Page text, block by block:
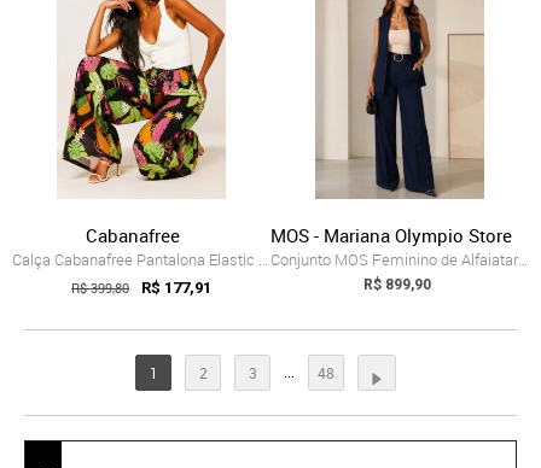
Cabanafree
Calça Cabanafree Pantalona Elastic Embaú...
R$ 399,80 R$ 177,91
MOS - Mariana Olympio Store
Conjunto MOS Feminino de Alfaiataria com...
R$ 899,90
1 2 3 48